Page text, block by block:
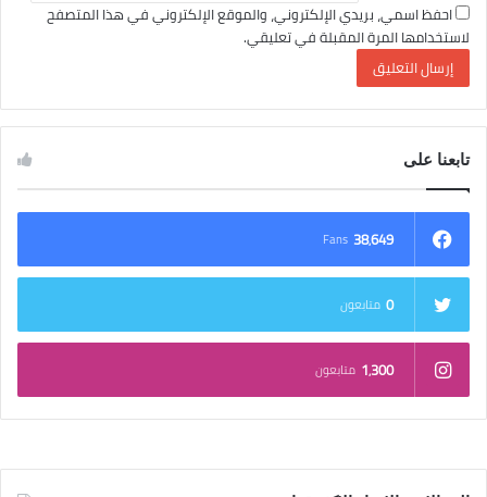
احفظ اسمي، بريدي الإلكتروني، والموقع الإلكتروني في هذا المتصفح
لاستخدامها المرة المقبلة في تعليقي.
تابعنا على
38٬649 Fans
0 متابعون
1٬300 متابعون